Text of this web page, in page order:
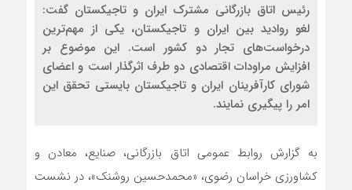
رئیس اتاق بازرگانی مشترک ایران و تاجیکستان گفت:
لغو روادید بین ایران و تاجیکستان، یکی از مهم‌ترین
درخواست‌های تجار دو کشور است. این موضوع بر
افزایش مراودات اقتصادی دو طرف اثرگذار است و اعضای
شورای کارآفرینان ایران و تاجیکستان بایستی تحقق این
امر را پیگیری نمایند.
به گزارش روابط عمومی اتاق بازرگانی، صنایع، معادن و
کشاورزی خراسان رضوی، «محمدحسین روشنک»، در نشست